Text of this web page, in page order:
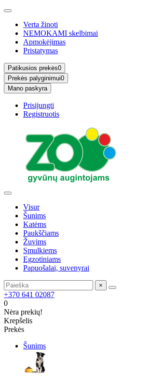
Verta žinoti
NEMOKAMI skelbimai
Apmokėjimas
Pristatymas
Patikusios prekės0
Prekės palyginimui0
Mano paskyra
Prisijungti
Registruotis
Visur
Šunims
Katėms
Paukščiams
Žuvims
Smulkiems
Egzotiniams
Papuošalai, suvenyrai
×
+370 641 02087
0
Nėra prekių!
Krepšelis
Prekės
Šunims